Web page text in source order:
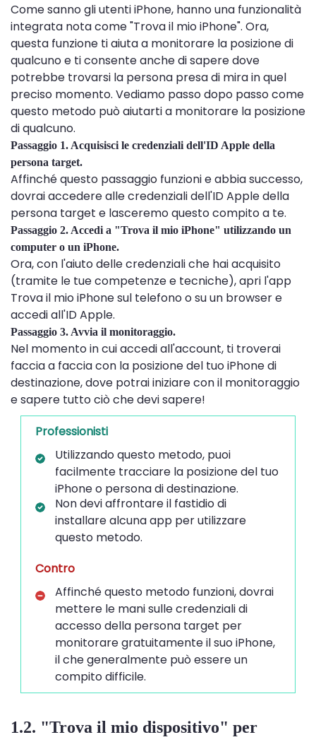
Come sanno gli utenti iPhone, hanno una funzionalità
integrata nota come "Trova il mio iPhone". Ora,
questa funzione ti aiuta a monitorare la posizione di
qualcuno e ti consente anche di sapere dove
potrebbe trovarsi la persona presa di mira in quel
preciso momento. Vediamo passo dopo passo come
questo metodo può aiutarti a monitorare la posizione
di qualcuno.
Passaggio 1. Acquisisci le credenziali dell'ID Apple della
persona target.
Affinché questo passaggio funzioni e abbia successo,
dovrai accedere alle credenziali dell'ID Apple della
persona target e lasceremo questo compito a te.
Passaggio 2. Accedi a "Trova il mio iPhone" utilizzando un
computer o un iPhone.
Ora, con l'aiuto delle credenziali che hai acquisito
(tramite le tue competenze e tecniche), apri l'app
Trova il mio iPhone sul telefono o su un browser e
accedi all'ID Apple.
Passaggio 3. Avvia il monitoraggio.
Nel momento in cui accedi all'account, ti troverai
faccia a faccia con la posizione del tuo iPhone di
destinazione, dove potrai iniziare con il monitoraggio
e sapere tutto ciò che devi sapere!
Professionisti
Utilizzando questo metodo, puoi
facilmente tracciare la posizione del tuo
iPhone o persona di destinazione.
Non devi affrontare il fastidio di
installare alcuna app per utilizzare
questo metodo.
Contro
Affinché questo metodo funzioni, dovrai
mettere le mani sulle credenziali di
accesso della persona target per
monitorare gratuitamente il suo iPhone,
il che generalmente può essere un
compito difficile.
1.2. "Trova il mio dispositivo" per